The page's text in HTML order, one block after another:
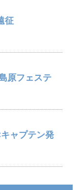
征
原フェステ
キャプテン発